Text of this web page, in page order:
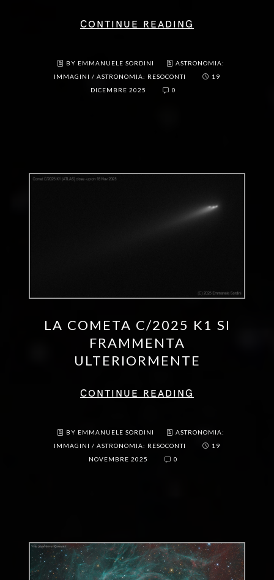
CONTINUE READING
BY EMMANUELE SORDINI
ASTRONOMIA:
IMMAGINI / ASTRONOMIA: RESOCONTI
19
DICEMBRE 2025
0
LA COMETA C/2025 K1 SI
FRAMMENTA
ULTERIORMENTE
CONTINUE READING
BY EMMANUELE SORDINI
ASTRONOMIA:
IMMAGINI / ASTRONOMIA: RESOCONTI
19
NOVEMBRE 2025
0